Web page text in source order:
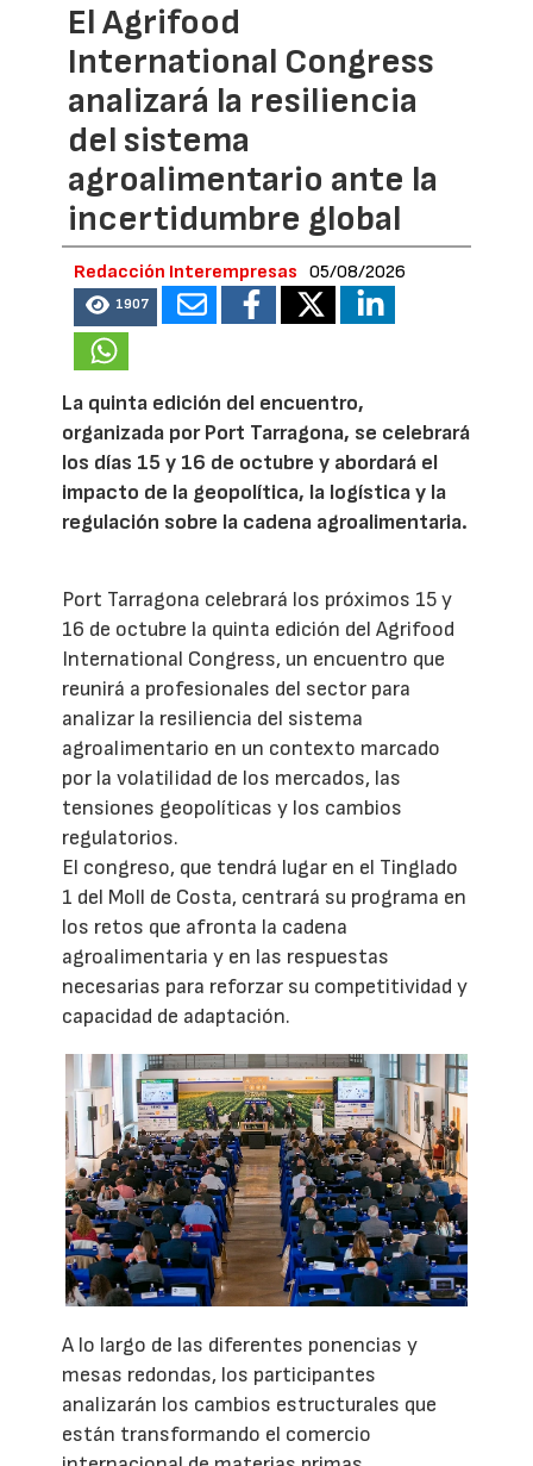
El Agrifood
International Congress
analizará la resiliencia
del sistema
agroalimentario ante la
incertidumbre global
Redacción Interempresas 05/08/2026
1907
La quinta edición del encuentro,
organizada por Port Tarragona, se celebrará
los días 15 y 16 de octubre y abordará el
impacto de la geopolítica, la logística y la
regulación sobre la cadena agroalimentaria.
Port Tarragona celebrará los próximos 15 y
16 de octubre la quinta edición del Agrifood
International Congress, un encuentro que
reunirá a profesionales del sector para
analizar la resiliencia del sistema
agroalimentario en un contexto marcado
por la volatilidad de los mercados, las
tensiones geopolíticas y los cambios
regulatorios.
El congreso, que tendrá lugar en el Tinglado
1 del Moll de Costa, centrará su programa en
los retos que afronta la cadena
agroalimentaria y en las respuestas
necesarias para reforzar su competitividad y
capacidad de adaptación.
A lo largo de las diferentes ponencias y
mesas redondas, los participantes
analizarán los cambios estructurales que
están transformando el comercio